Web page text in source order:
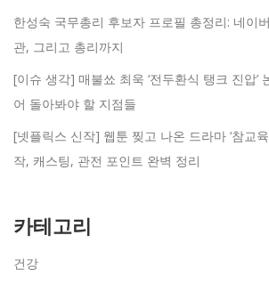
한성숙 국무총리 후보자 프로필 총정리: 네이
관, 그리고 총리까지
[이슈 생각] 매불쑈 최욱 ‘전두환식 탱크 진압’
어 돌아봐야 할 지점들
[넷플릭스 신작] 웹툰 찢고 나온 드라마 ‘참교
작, 캐스팅, 관전 포인트 완벽 정리
카테고리
건강